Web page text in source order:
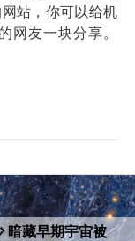
站，你可以给机
网友一块分享。
暗藏早期宇宙被